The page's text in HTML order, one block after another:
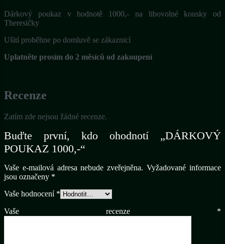
Dárkový poukaz v hodnotě 1000,- na libovolné kousky od
Theresičky
Ušití proběhne po domluvě se zákaznicí
Uplatněte prosím do 2 měsíců od zakoupení
Recenze
Zatím zde nejsou žádné recenze.
Buďte první, kdo ohodnotí „DÁRKOVÝ
POUKAZ 1000,-“
Vaše e-mailová adresa nebude zveřejněna. Vyžadované informace
jsou označeny *
Vaše hodnocení *
Vaše recenze *